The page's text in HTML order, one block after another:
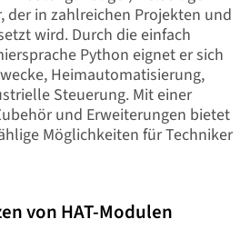
der in zahlreichen Projekten und
wird. Durch die einfach
Python eignet er sich
Heimautomatisierung,
Steuerung. Mit einer
und Erweiterungen bietet
Möglichkeiten für Techniker
von HAT-Modulen